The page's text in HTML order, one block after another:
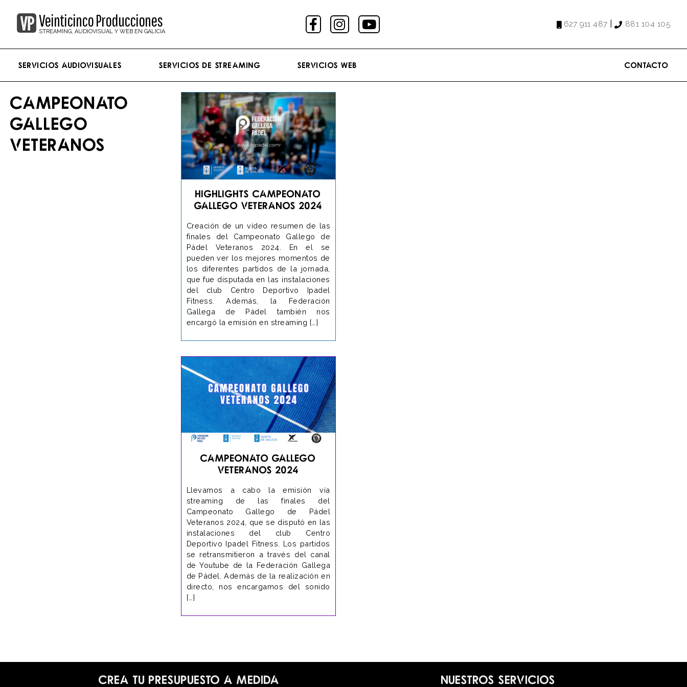
Veinticinco Producciones
STREAMING, AUDIOVISUAL Y WEB EN GALICIA
627 911 487 881 104 105
Servicios Audiovisuales Servicios de streaming Servicios Web Contacto
CAMPEONATO
GALLEGO
VETERANOS
Highlights Campeonato
Gallego Veteranos 2024
Creación de un vídeo resumen de las
finales del Campeonato Gallego de
Pádel Veteranos 2024. En el se
pueden ver los mejores momentos de
los diferentes partidos de la jornada,
que fue disputada en las instalaciones
del club Centro Deportivo Ipadel
Fitness. Además, la Federación
Gallega de Pádel también nos
encargó la emisión en streaming […]
Campeonato Gallego
Veteranos 2024
Llevamos a cabo la emisión vía
streaming de las finales del
Campeonato Gallego de Pádel
Veteranos 2024, que se disputó en las
instalaciones del club Centro
Deportivo Ipadel Fitness. Los partidos
se retransmitieron a través del canal
de Youtube de la Federación Gallega
de Pádel. Además de la realización en
directo, nos encargamos del sonido
[…]
Crea tu presupuesto a medida Nuestros servicios